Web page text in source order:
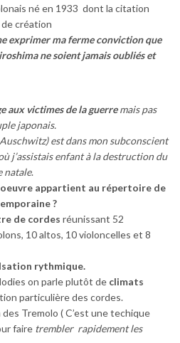
né en 1933 dont la citation
création
exprimer ma ferme conviction que
ne soient jamais oubliés et
aux victimes de la guerremais pas
japonais.
est dans mon subconscient
j’assistais enfant à la destruction du
natale.
appartient au répertoire de
?
de cordes réunissant 52
10 altos, 10 violoncelles et 8
rythmique.
on parle plutôt de climats
particulière des cordes.
des Tremolo ( C’est une techique
faire trembler rapidement les